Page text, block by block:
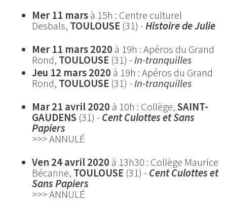
Mer 11 marsà 15h : Centre culturel
Desbals, TOULOUSE (31) -Histoire de Julie
Mer 11 mars 2020 à 19h : Apéros du Grand
Rond, TOULOUSE (31) -In-tranquilles
Jeu 12 mars 2020 à 19h : Apéros du Grand
Rond, TOULOUSE (31) -In-tranquilles
Mar 21 avril 2020 à 10h : Collège,SAINT-
GAUDENS (31) -Cent Culottes et Sans
Papiers
>>> ANNULÉ
Ven 24 avril 2020 à 13h30 : Collège Maurice
Bécanne, TOULOUSE (31) -Cent Culottes et
Sans Papiers
>>> ANNULÉ